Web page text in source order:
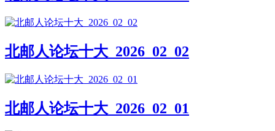
北邮人论坛十大_2026_02_02
北邮人论坛十大_2026_02_01